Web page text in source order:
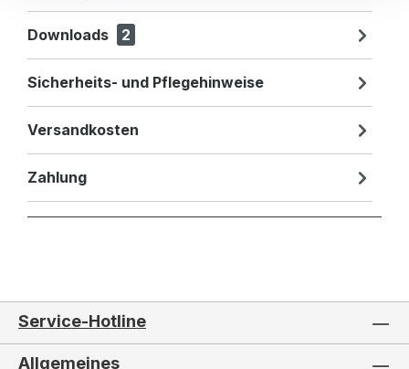
Downloads 2
Sicherheits- und Pflegehinweise
Versandkosten
Zahlung
Service-Hotline
Allgemeines